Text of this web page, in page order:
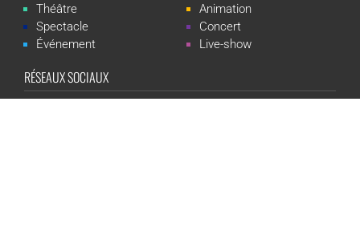
Théâtre
Spectacle
Événement
Animation
Concert
Live-show
RÉSEAUX SOCIAUX